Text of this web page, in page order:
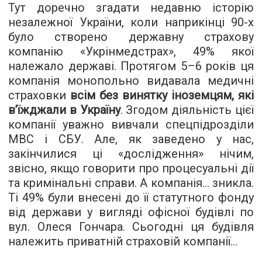
Тут доречно згадати недавню історію
незалежної України, коли наприкінці 90-х
було створено державну страхову
компанію «Укрінмедстрах», 49% якої
належало державі. Протягом 5–6 років ця
компанія монопольно видавала медичні
страховки всім без винятку іноземцям, які
в’їжджали в Україну. Згодом діяльність цієї
компанії уважно вивчали спецпідрозділи
МВС і СБУ. Але, як заведено у нас,
закінчилися ці «дослідження» нічим,
звісно, якщо говорити про процесуальні дії
та кримінальні справи. А компанія... зникла.
Ті 49% були внесені до її статутного фонду
від держави у вигляді офісної будівлі по
вул. Олеся Гончара. Сьогодні ця будівля
належить приватній страховій компанії...